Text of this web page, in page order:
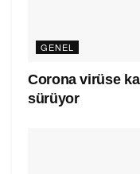
GENEL
Corona virüse
sürüyor